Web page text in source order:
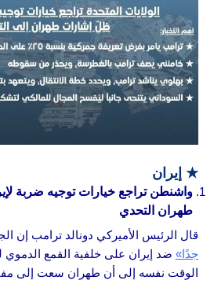
★ إيران
واشنطن تراجع خيارات توجيه ضربة
طهران التحدي
قال الرئيس الأميركي دونالد ترامب إن
جدًا» ضد إيران على خلفية القمع الدموي
الوقت نفسه إلى أن طهران سعت إلى